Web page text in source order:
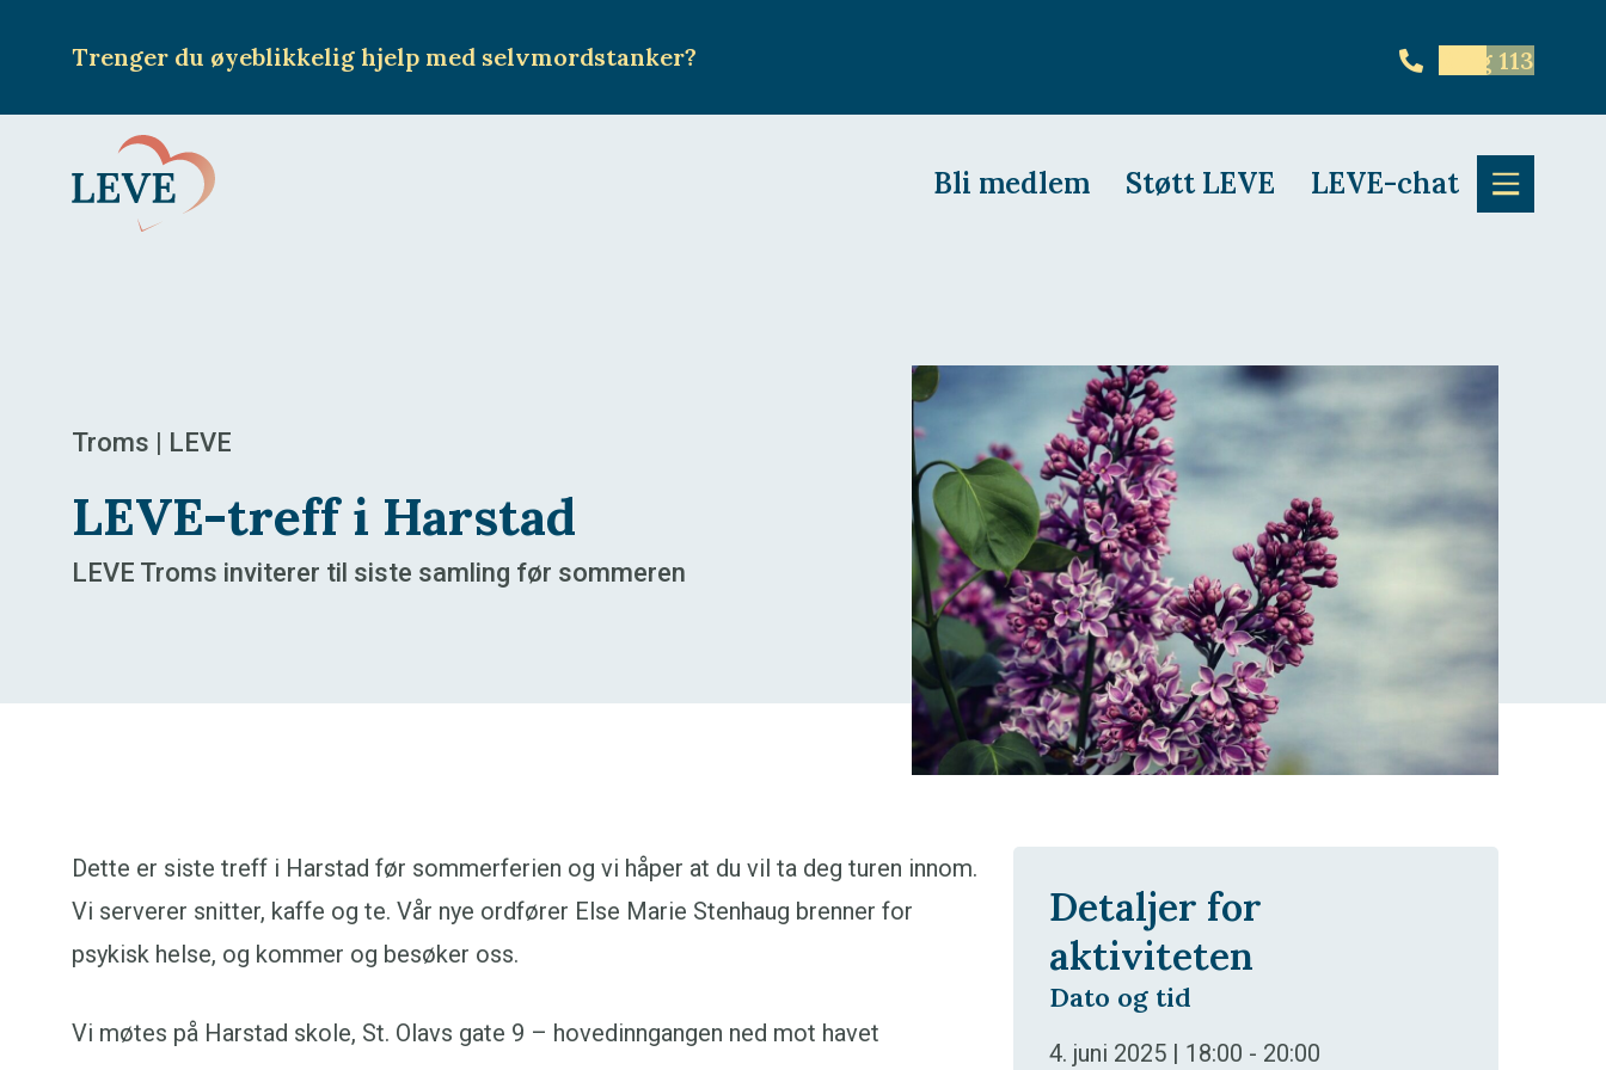
Trenger du øyeblikkelig hjelp med selvmordstanker? Ring 113
Bli medlem Støtt LEVE LEVE-chat
Troms | LEVE
LEVE-treff i Harstad
LEVE Troms inviterer til siste samling før sommeren
Dette er siste treff i Harstad før sommerferien og vi håper at du vil ta deg turen innom.
Vi serverer snitter, kaffe og te. Vår nye ordfører Else Marie Stenhaug brenner for
psykisk helse, og kommer og besøker oss.
Vi møtes på Harstad skole, St. Olavs gate 9 – hovedinngangen ned mot havet
Detaljer for
aktiviteten
Dato og tid
4. juni 2025 | 18:00 - 20:00